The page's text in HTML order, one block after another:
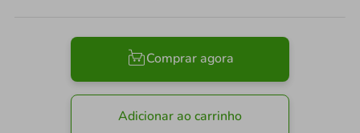
Comprar agora
Adicionar ao carrinho